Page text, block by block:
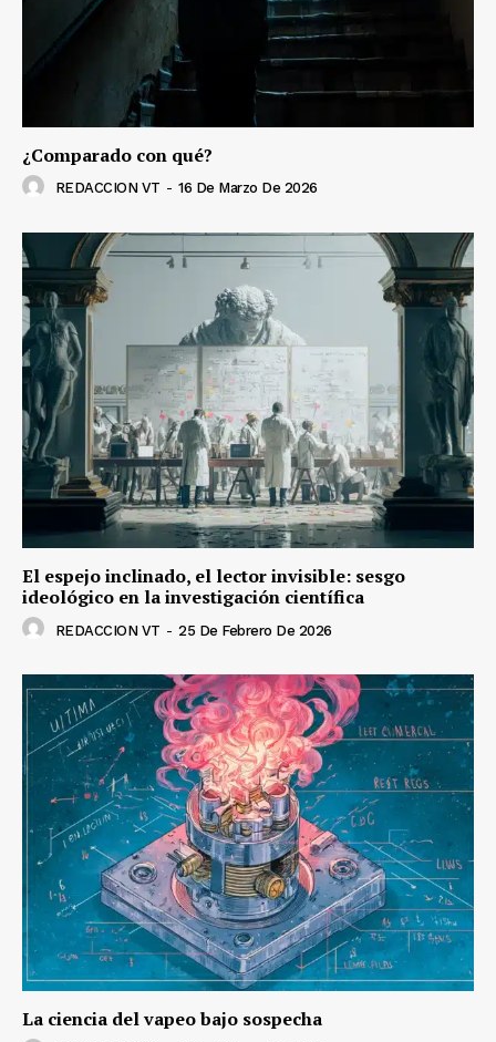
¿Comparado con qué?
REDACCION VT - 16 De Marzo De 2026
El espejo inclinado, el lector invisible: sesgo
ideológico en la investigación científica
REDACCION VT - 25 De Febrero De 2026
La ciencia del vapeo bajo sospecha